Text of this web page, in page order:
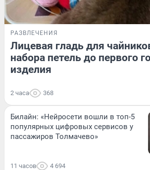
РАЗВЛЕЧЕНИЯ
Лицевая гладь для
набора петель до первого
изделия
2 часа 368
Билайн: «Нейросети вошли в топ-5
популярных цифровых сервисов у
пассажиров Толмачево»
11 часов 4 694